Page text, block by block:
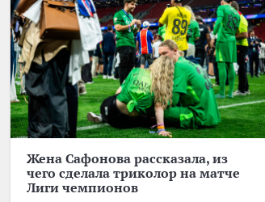
Жена Сафонова рассказала, из
чего сделала триколор на матче
Лиги чемпионов